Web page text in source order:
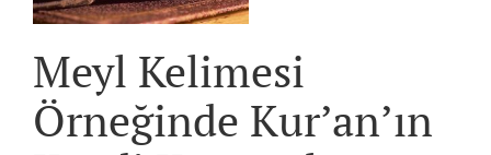
Meyl Kelimesi
Örneğinde Kur’an’ın